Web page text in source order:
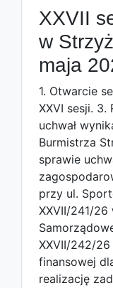
XXVII
w
maja
1. Otwarcie
XXVI sesji.
uchwał
Burmistrza
sprawie
przy ul.
XXVII/241/26
XXVII/242/
finansowej
realizację